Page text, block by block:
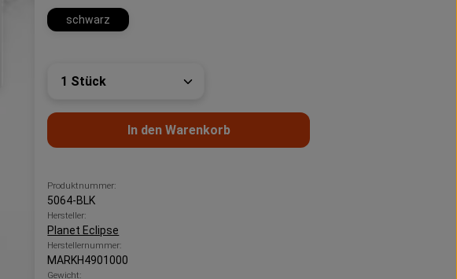
schwarz
Produkt Anzahl: Gib den gewünschten Wert
In den Warenkorb
Produktnummer:
5064-BLK
Hersteller:
Planet Eclipse
Herstellernummer:
MARKH4901000
Gewicht: